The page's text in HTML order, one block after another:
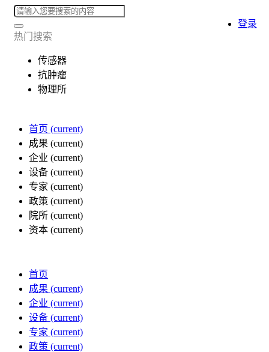
热门搜索
传感器
抗肿瘤
物理所
首页 (current)
成果 (current)
企业 (current)
设备 (current)
专家 (current)
政策 (current)
院所 (current)
资本 (current)
登录
首页
成果 (current)
企业 (current)
设备 (current)
专家 (current)
政策 (current)